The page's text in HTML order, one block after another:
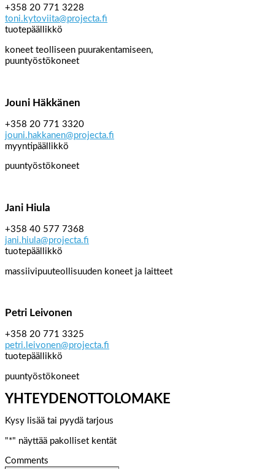
+358 20 771 3228
toni.kytoviita@projecta.fi
tuotepäällikkö
koneet teolliseen puurakentamiseen,
puuntyöstökoneet
Jouni Häkkänen
+358 20 771 3320
jouni.hakkanen@projecta.fi
myyntipäällikkö
puuntyöstökoneet
Jani Hiula
+358 40 577 7368
jani.hiula@projecta.fi
tuotepäällikkö
massiivipuuteollisuuden koneet ja laitteet
Petri Leivonen
+358 20 771 3325
petri.leivonen@projecta.fi
tuotepäällikkö
puuntyöstökoneet
YHTEYDENOTTOLOMAKE
Kysy lisää tai pyydä tarjous
"*" näyttää pakolliset kentät
Comments